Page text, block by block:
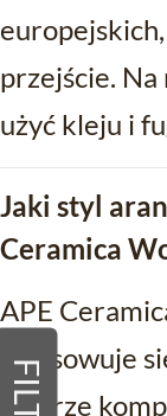
przejście.
użyć kleju i
Jaki styl
Ceramica
APE
wpasowuje
Dobrze